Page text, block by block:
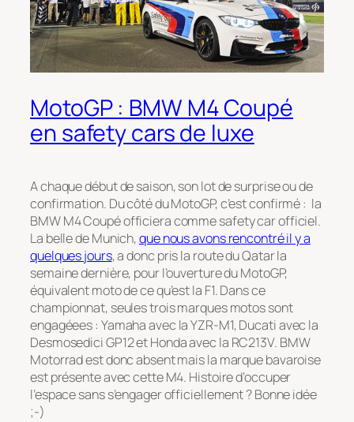
MotoGP : BMW M4 Coupé
en safety cars de luxe
A chaque début de saison, son lot de surprise ou de
confirmation. Du côté du MotoGP, c’est confirmé : la
BMW M4 Coupé officiera comme safety car officiel.
La belle de Munich,que nous avons rencontré il y a
quelques jours, a donc pris la route du Qatar la
semaine dernière, pour l’ouverture du MotoGP,
équivalent moto de ce qu’est la F1. Dans ce
championnat, seules trois marques motos sont
engagéees : Yamaha avec la YZR-M1, Ducati avec la
Desmosedici GP12 et Honda avec la RC213V. BMW
Motorrad est donc absent mais la marque bavaroise
est présente avec cette M4. Histoire d’occuper
l’espace sans s’engager officiellement ? Bonne idée
;-)